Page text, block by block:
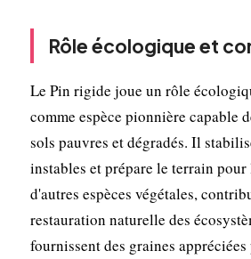
Rôle écologique et
Le Pin rigide joue un rôle
comme espèce pionnière capable
sols pauvres et dégradés. Il
instables et prépare le terrain
d'autres espèces végétales,
restauration naturelle des
fournissent des graines